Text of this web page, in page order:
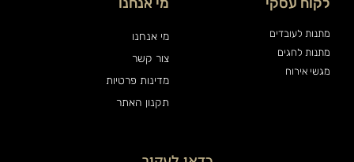
מתנות לעובדים
מתנות לחגים
מגשי אירוח
מי אנחנו
צור קשר
מדינות פרטיות
תקנון האתר